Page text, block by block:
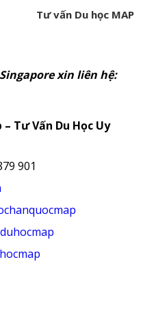
Tư vấn Du học MAP
xin liên hệ:
Tư Vấn Du Học Uy
901